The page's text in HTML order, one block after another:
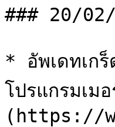
### 20/
* อัพเดทเก
โปรแกรมเม
(https://